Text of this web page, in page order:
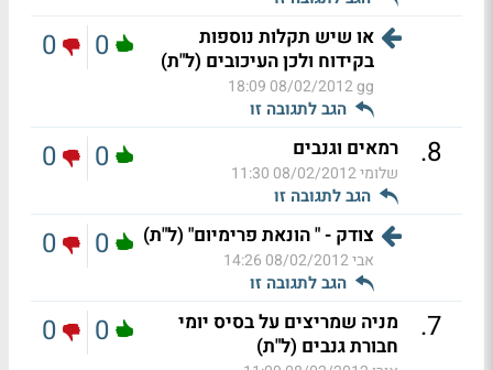
או שיש תקלות נוספות
בקידוח ולכן העיכובים (ל"ת)
gg
08/02/2012 18:09
הגב לתגובה זו
0
0
8
. רמאים וגנבים
שלומי08/02/2012 11:30
הגב לתגובה זו
0
0
צודק - " הונאת פרימיום" (ל"ת)
אבי08/02/2012 14:26
הגב לתגובה זו
0
0
7
.
מניה שמריצים על בסיס יומי
חבורת גנבים (ל"ת)
0
0